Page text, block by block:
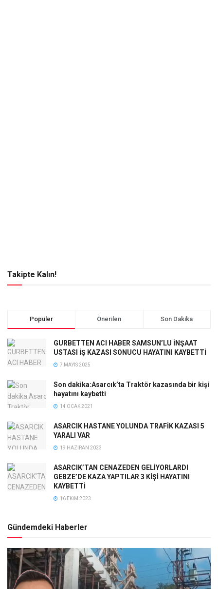
Takipte Kalın!
Popüler Önerilen Son Dakika
GURBETTEN ACI HABER SAMSUN’LU İNŞAAT
USTASI İŞ KAZASI SONUCU HAYATINI KAYBETTİ
7 MAYIS 2025
Son dakika:Asarcık’ta Traktör kazasında bir kişi
hayatını kaybetti
14 OCAK 2021
ASARCIK HASTANE YOLUNDA TRAFİK KAZASI 5
YARALI VAR
19 HAZIRAN 2023
ASARCIK’TAN CENAZEDEN GELİYORLARDI
GEBZE’DE KAZA YAPTILAR 3 KİŞİ HAYATINI
KAYBETTİ
16 EKIM 2023
Gündemdeki Haberler